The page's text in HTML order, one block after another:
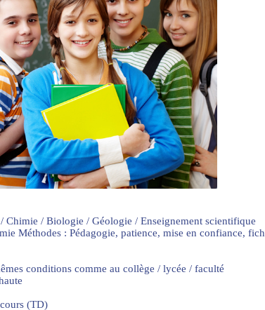
Chimie / Biologie / Géologie / Enseignement scientifique
Méthodes : Pédagogie, patience, mise en confiance,
conditions comme au collège / lycée / faculté
(TD)